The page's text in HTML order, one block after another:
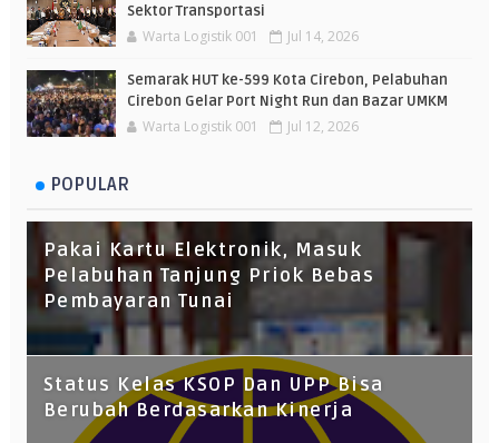
Sektor Transportasi
Warta Logistik 001 Jul 14, 2026
Semarak HUT ke-599 Kota Cirebon, Pelabuhan
Cirebon Gelar Port Night Run dan Bazar UMKM
Warta Logistik 001 Jul 12, 2026
POPULAR
Pakai Kartu Elektronik, Masuk
Pelabuhan Tanjung Priok Bebas
Pembayaran Tunai
Status Kelas KSOP Dan UPP Bisa
Berubah Berdasarkan Kinerja